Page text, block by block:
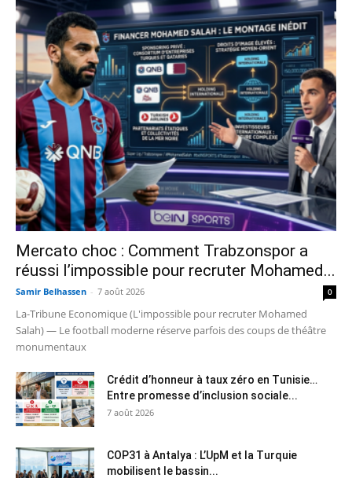
Mercato choc : Comment Trabzonspor a
réussi l’impossible pour recruter Mohamed...
Samir Belhassen - 7 août 2026 0
La-Tribune Economique (L'impossible pour recruter Mohamed
Salah) — Le football moderne réserve parfois des coups de théâtre
monumentaux
Crédit d’honneur à taux zéro en Tunisie…
Entre promesse d’inclusion sociale...
7 août 2026
COP31 à Antalya : L’UpM et la Turquie
mobilisent le bassin...